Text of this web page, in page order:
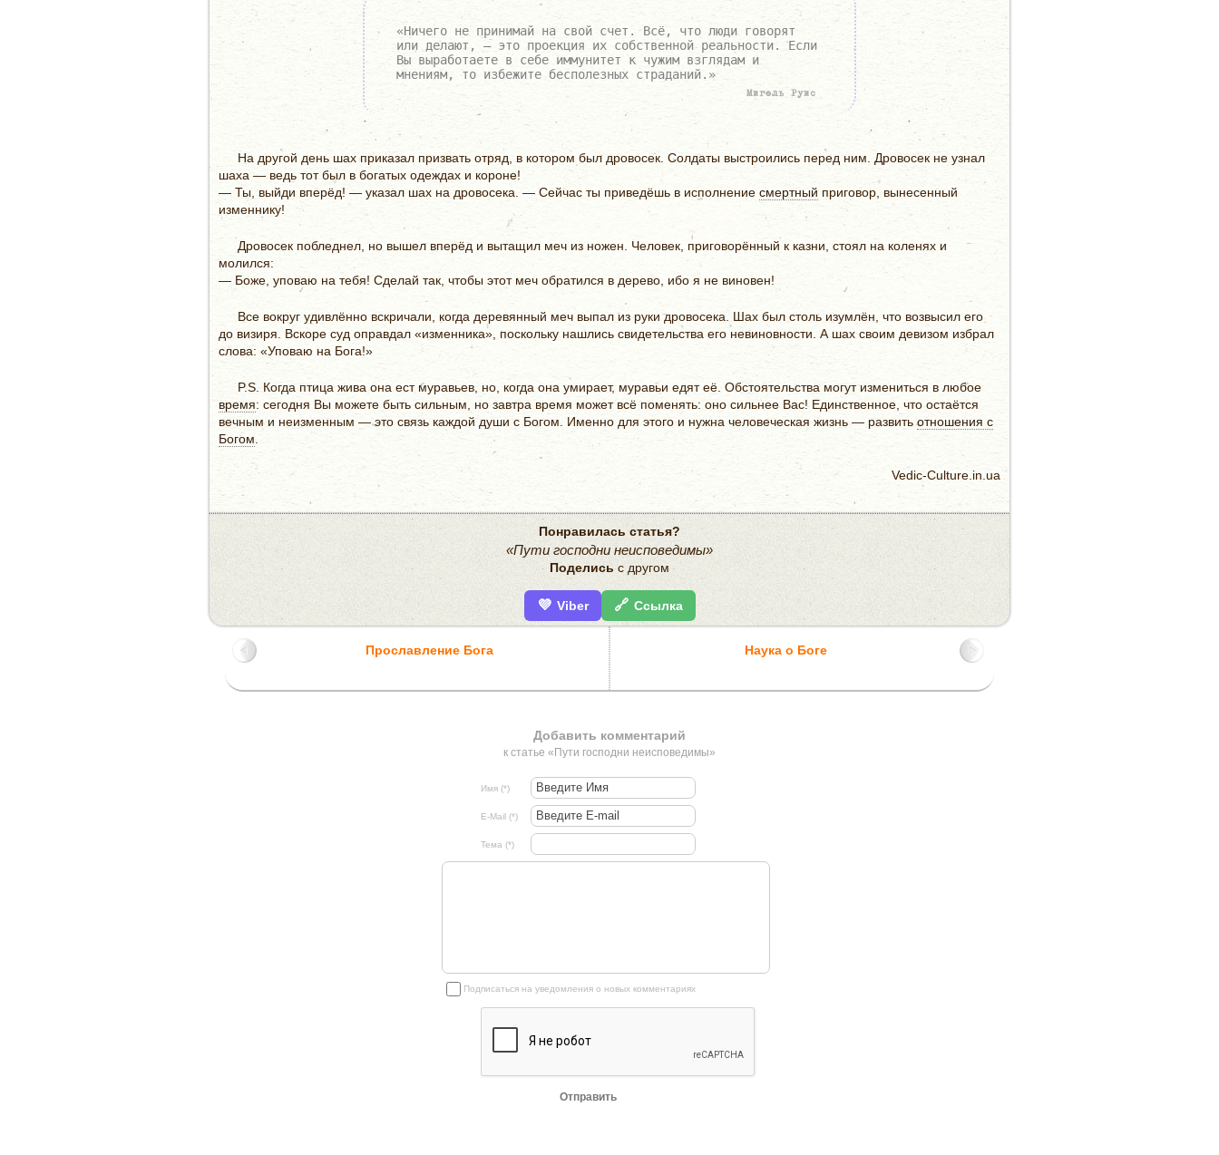
«Ничего не принимай на свой счет. Всё, что люди говорят
или делают, — это проекция их собственной реальности. Если
Вы выработаете в себе иммунитет к чужим взглядам и
мнениям, то избежите бесполезных страданий.»
Мигель Руис
На другой день шах приказал призвать отряд, в котором был дровосек. Солдаты выстроились перед ним. Дровосек не узнал
шаха — ведь тот был в богатых одеждах и короне!
— Ты, выйди вперёд! — указал шах на дровосека. — Сейчас ты приведёшь в исполнение смертный приговор, вынесенный
изменнику!
Дровосек побледнел, но вышел вперёд и вытащил меч из ножен. Человек, приговорённый к казни, стоял на коленях и
молился:
— Боже, уповаю на тебя! Сделай так, чтобы этот меч обратился в дерево, ибо я не виновен!
Все вокруг удивлённо вскричали, когда деревянный меч выпал из руки дровосека. Шах был столь изумлён, что возвысил его
до визиря. Вскоре суд оправдал «изменника», поскольку нашлись свидетельства его невиновности. А шах своим девизом избрал
слова: «Уповаю на Бога!»
P.S. Когда птица жива она ест муравьев, но, когда она умирает, муравьи едят её. Обстоятельства могут измениться в любое
время: сегодня Вы можете быть сильным, но завтра время может всё поменять: оно сильнее Вас! Единственное, что остаётся
вечным и неизменным — это связь каждой души с Богом. Именно для этого и нужна человеческая жизнь — развитьотношения с
Богом
Vedic-Culture.in.ua
Понравилась статья?
«Пути господни неисповедимы»
Поделись с другом
💜 Viber 🔗 Ссылка
Прославление Бога Наука о Боге
Добавить комментарий
к статье «Пути господни неисповедимы»
Имя (*)
E-Mail (*)
Тема (*)
Подписаться на уведомления о новых комментариях
Отправить